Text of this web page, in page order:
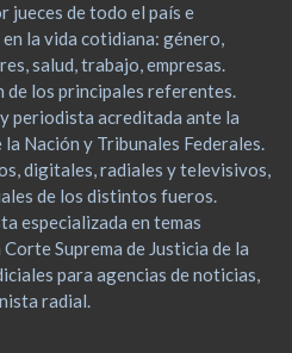
jueces de todo el país e
la vida cotidiana: género,
salud, trabajo, empresas.
de los principales referentes.
periodista acreditada ante la
Nación y Tribunales Federales.
digitales, radiales y televisivos,
de los distintos fueros.
especializada en temas
Suprema de Justicia de la
para agencias de noticias,
radial.